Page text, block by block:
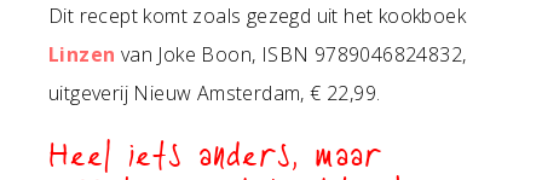
Dit recept komt zoals gezegd uit het kookboek
Linzen van Joke Boon, ISBN 9789046824832,
uitgeverij Nieuw Amsterdam, € 22,99.
Heel iets anders, maar